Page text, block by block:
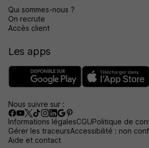
Qui sommes-nous ?
On recrute
Accès client
Les apps
Nous suivre sur :
Informations légalesCGUPolitique de
Gérer les traceursAccessibilité : non
Aide et contact